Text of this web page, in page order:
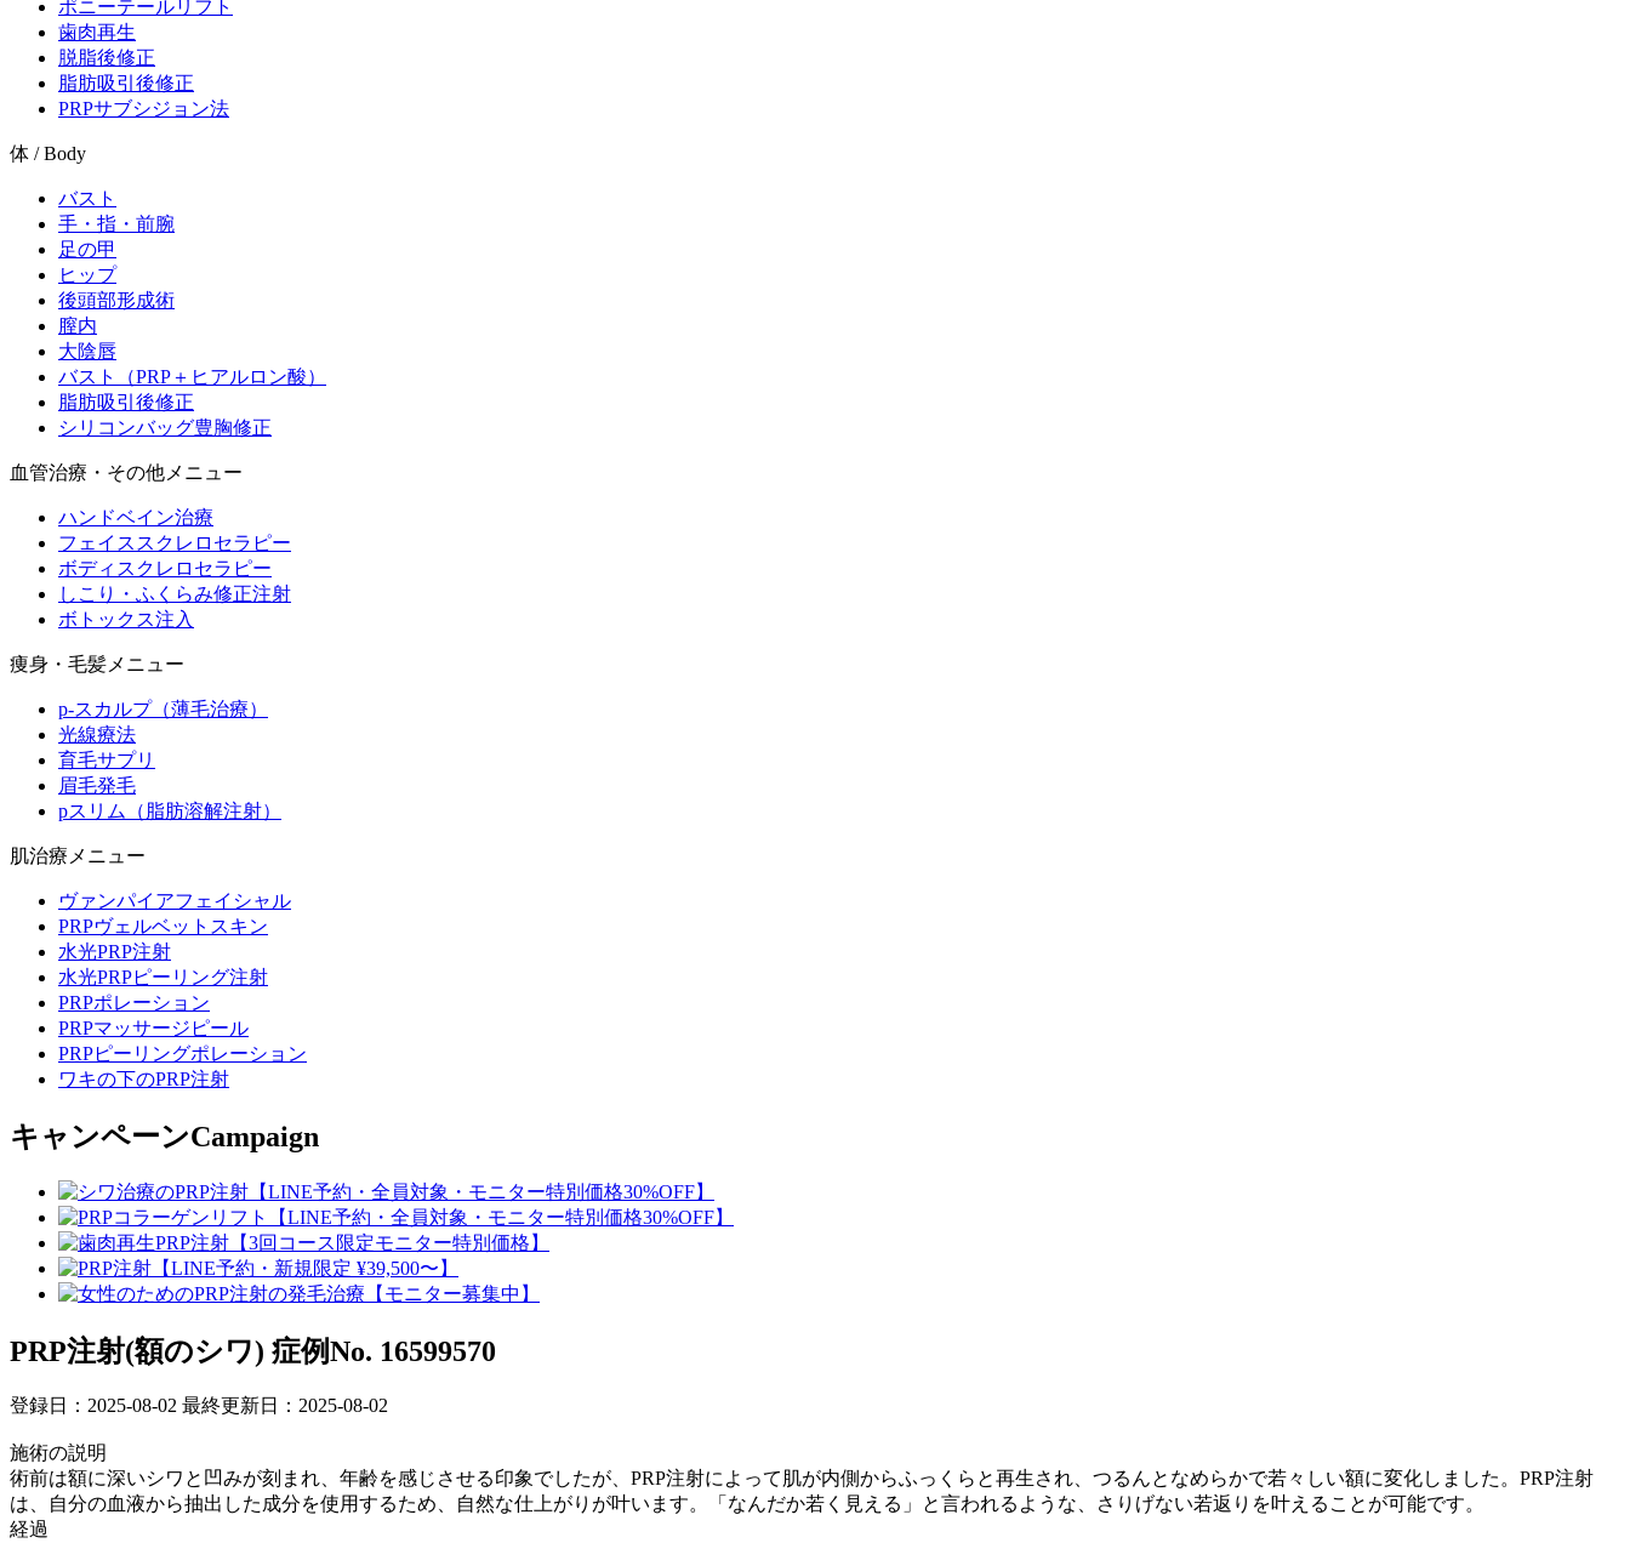
ポニーテールリフト
歯肉再生
脱脂後修正
脂肪吸引後修正
PRPサブシジョン法
体 / Body
バスト
手・指・前腕
足の甲
ヒップ
後頭部形成術
膣内
大陰唇
バスト（PRP＋ヒアルロン酸）
脂肪吸引後修正
シリコンバッグ豊胸修正
血管治療・その他メニュー
ハンドベイン治療
フェイススクレロセラピー
ボディスクレロセラピー
しこり・ふくらみ修正注射
ボトックス注入
痩身・毛髪メニュー
p-スカルプ（薄毛治療）
光線療法
育毛サプリ
眉毛発毛
pスリム（脂肪溶解注射）
肌治療メニュー
ヴァンパイアフェイシャル
PRPヴェルベットスキン
水光PRP注射
水光PRPピーリング注射
PRPポレーション
PRPマッサージピール
PRPピーリングポレーション
ワキの下のPRP注射
キャンペーンCampaign
PRP注射(額のシワ) 症例No. 16599570
登録日：2025-08-02 最終更新日：2025-08-02
施術の説明
術前は額に深いシワと凹みが刻まれ、年齢を感じさせる印象でしたが、PRP注射によって肌が内側からふっくらと再生され、つるんとなめらかで若々しい額に変化しました。PRP注射
は、自分の血液から抽出した成分を使用するため、自然な仕上がりが叶います。「なんだか若く見える」と言われるような、さりげない若返りを叶えることが可能です。
経過